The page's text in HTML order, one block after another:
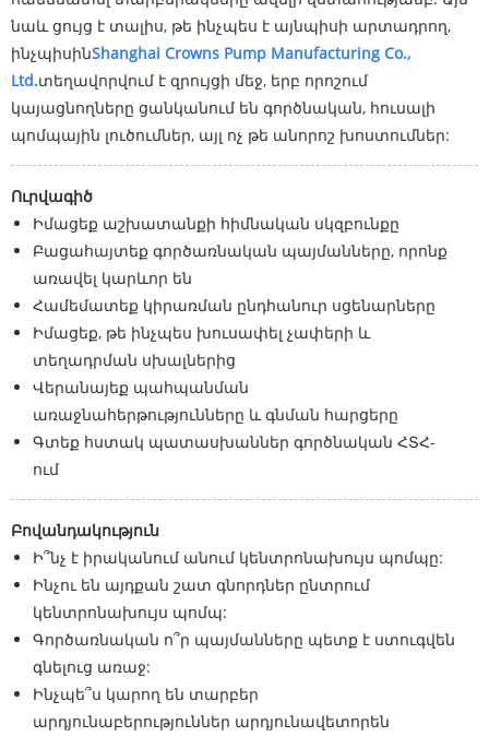
նաև ցույց է տալիս, թե ինչպես է այնպիսի արտադրող,
ինչպիսինShanghai Crowns Pump Manufacturing Co.,
Ltd.տեղավորվում է զրույցի մեջ, երբ որոշում
կայացնողները ցանկանում են գործնական, հուսալի
պոմպային լուծումներ, այլ ոչ թե անորոշ խոստումներ:
Ուրվագիծ
Իմացեք աշխատանքի հիմնական սկզբունքը
Բացահայտեք գործառնական պայմանները, որոնք
առավել կարևոր են
Համեմատեք կիրառման ընդհանուր սցենարները
Իմացեք, թե ինչպես խուսափել չափերի և
տեղադրման սխալներից
Վերանայեք պահպանման
առաջնահերթությունները և գնման հարցերը
Գտեք հստակ պատասխաններ գործնական ՀՏՀ-
ում
Բովանդակություն
Ի՞նչ է իրականում անում կենտրոնախույս պոմպը:
Ինչու են այդքան շատ գնորդներ ընտրում
կենտրոնախույս պոմպ:
Գործառնական ո՞ր պայմանները պետք է ստուգվեն
գնելուց առաջ:
Ինչպե՞ս կարող են տարբեր
արդյունաբերություններ արդյունավետորեն